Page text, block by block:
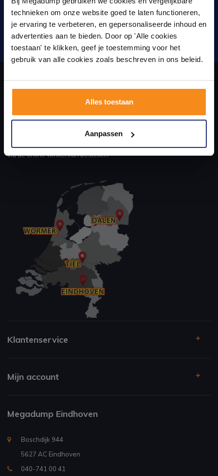
technieken om onze website goed te laten functioneren,
je ervaring te verbeteren, en gepersonaliseerde inhoud en
advertenties aan te bieden. Door op 'Alle cookies
toestaan' te klikken, geef je toestemming voor het
gebruik van alle cookies zoals beschreven in ons beleid.
Alles toestaan
Aanpassen
Blijf op de hoogte van het laatste nieuws en
ontwikkelingen
Verstuur
showroom terecht kunt voor badkamertegels en sanitair, maar ook
via de online winkel kan bestellen!
Klantenservice
Mijn account
Megadump Eindhoven
Boschdijk 944
5627 AC Eindhoven
040-741 00 41
Laat je inspireren door 21 volledig ingerichte
badkameropstellingen – van compact tot luxe. Onze
ervaren adviseurs helpen je persoonlijk, en je vindt
tegels & sanitair direct uit voorraad. Gratis parkeren
op eigen terrein.
Kom langs en ervaar zelf het verschil!